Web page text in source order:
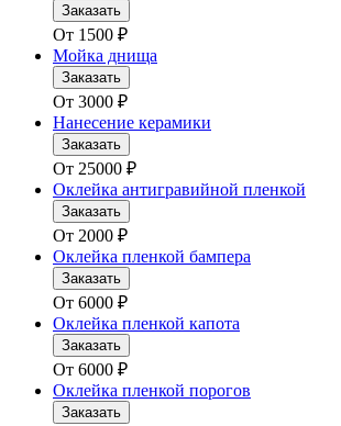
Заказать
От 1500 ₽
Мойка днища
Заказать
От 3000 ₽
Нанесение керамики
Заказать
От 25000 ₽
Оклейка антигравийной пленкой
Заказать
От 2000 ₽
Оклейка пленкой бампера
Заказать
От 6000 ₽
Оклейка пленкой капота
Заказать
От 6000 ₽
Оклейка пленкой порогов
Заказать